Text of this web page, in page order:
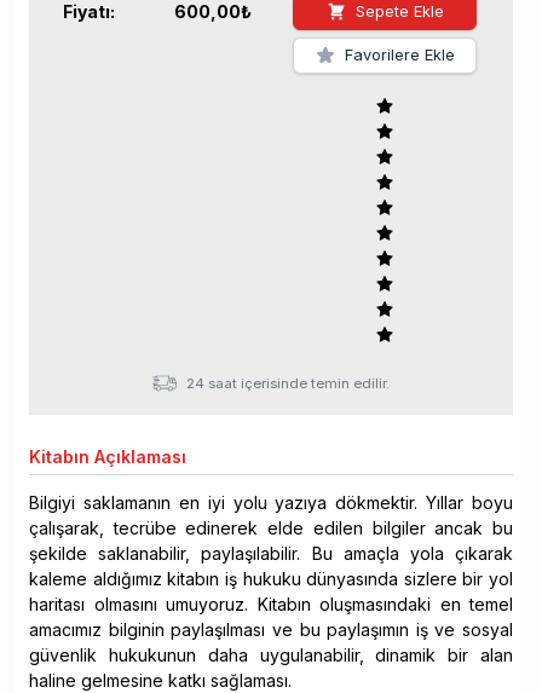
Fiyatı: 600,00₺ Sepete Ekle
Favorilere Ekle
24 saat içerisinde temin edilir.
Kitabın Açıklaması
Bilgiyi saklamanın en iyi yolu yazıya dökmektir. Yıllar boyu
çalışarak, tecrübe edinerek elde edilen bilgiler ancak bu
şekilde saklanabilir, paylaşılabilir. Bu amaçla yola çıkarak
kaleme aldığımız kitabın iş hukuku dünyasında sizlere bir yol
haritası olmasını umuyoruz. Kitabın oluşmasındaki en temel
amacımız bilginin paylaşılması ve bu paylaşımın iş ve sosyal
güvenlik hukukunun daha uygulanabilir, dinamik bir alan
haline gelmesine katkı sağlaması.